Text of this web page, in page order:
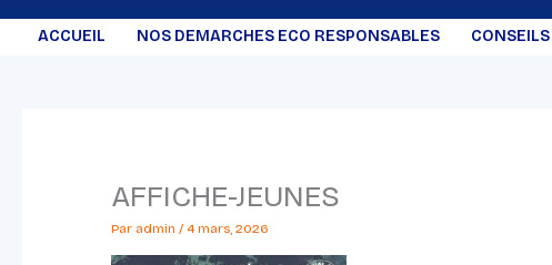
ACCUEIL NOS DEMARCHES ECO RESPONSABLES
AFFICHE-JEUNES
Par admin/4 mars, 2026